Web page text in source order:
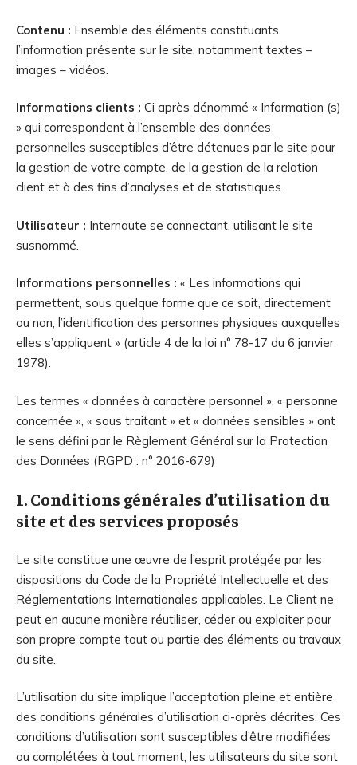
Contenu : Ensemble des éléments constituants
l’information présente sur le site, notamment textes –
images – vidéos.
Informations clients : Ci après dénommé « Information (s)
» qui correspondent à l’ensemble des données
personnelles susceptibles d’être détenues par le site pour
la gestion de votre compte, de la gestion de la relation
client et à des fins d’analyses et de statistiques.
Utilisateur : Internaute se connectant, utilisant le site
susnommé.
Informations personnelles : « Les informations qui
permettent, sous quelque forme que ce soit, directement
ou non, l’identification des personnes physiques auxquelles
elles s’appliquent » (article 4 de la loi n° 78-17 du 6 janvier
1978).
Les termes « données à caractère personnel », « personne
concernée », « sous traitant » et « données sensibles » ont
le sens défini par le Règlement Général sur la Protection
des Données (RGPD : n° 2016-679)
1. Conditions générales d’utilisation du
site et des services proposés
Le site constitue une œuvre de l’esprit protégée par les
dispositions du Code de la Propriété Intellectuelle et des
Réglementations Internationales applicables. Le Client ne
peut en aucune manière réutiliser, céder ou exploiter pour
son propre compte tout ou partie des éléments ou travaux
du site.
L’utilisation du site implique l’acceptation pleine et entière
des conditions générales d’utilisation ci-après décrites. Ces
conditions d’utilisation sont susceptibles d’être modifiées
ou complétées à tout moment, les utilisateurs du site sont